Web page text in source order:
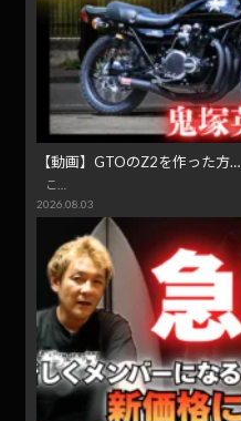
【動画】GTOのZ2を作った方…
こ…
2026.08.03